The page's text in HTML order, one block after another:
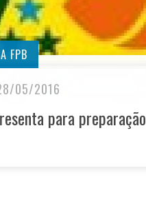
FPB
05/2016
para preparação